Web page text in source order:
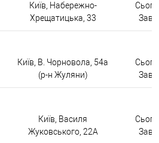
Київ, Набережно-
Хрещатицька, 33
Київ, В. Чорновола, 54а
(р-н Жуляни)
Київ, Василя
Жуковського, 22А